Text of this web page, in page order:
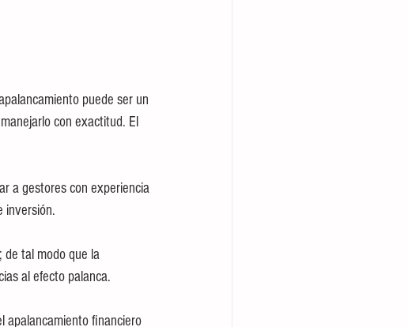
puede ser un
con exactitud. El
a gestores con experiencia
inversión.
de tal modo que la
al efecto palanca.
apalancamiento financiero